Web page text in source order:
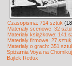
Czasopisma: 714 sztuk
Materiały scenowe: 32
Materiały książkowe: 141
Materiały firmowe: 27 sztuk
Materiały o grach: 351
Spiżarnia Voya na
Bajtek Redux